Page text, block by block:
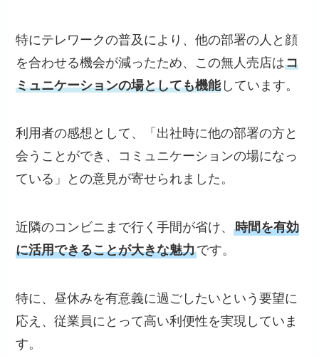
特にテレワークの普及により、他の部署の人と顔
を合わせる機会が減ったため、この無人売店はコ
ミュニケーションの場としても機能 しています。
利用者の感想として、「出社時に他の部署の方と
会うことができ、コミュニケーションの場になっ
ている」との意見が寄せられました。
近隣のコンビニまで行く手間が省け、時間を有効
に活用できることが大きな魅力です。
特に、昼休みを有意義に過ごしたいという要望に
応え、従業員にとって高い利便性を実現していま
す。